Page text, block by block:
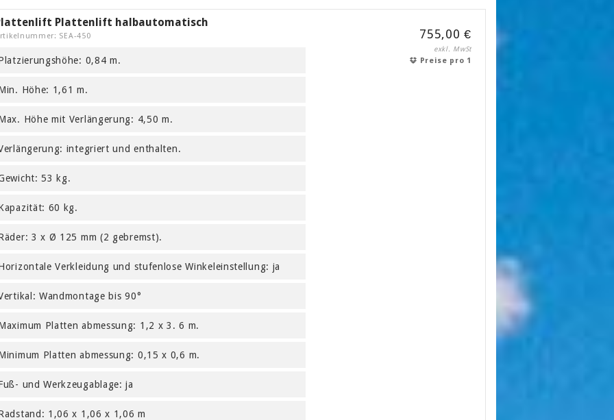
Plattenlift halbautomatisch
SEA-450
0,84 m.
Höhe: 1,61 m.
Höhe mit Verlängerung: 4,50 m.
integriert und enthalten.
53 kg.
60 kg.
3 x Ø 125 mm (2 gebremst).
Verkleidung und stufenlose Winkeleinstellung: ja
Wandmontage bis 90°
Platten abmessung: 1,2 x 3. 6 m.
Platten abmessung: 0,15 x 0,6 m.
und Werkzeugablage: ja
1,06 x 1,06 x 1,06 m
755,00 €
exkl. MwSt
Preise pro 1